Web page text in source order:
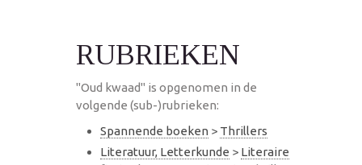
RUBRIEKEN
"Oud kwaad" is opgenomen in de
volgende (sub-)rubrieken:
Spannende boeken > Thrillers
Literatuur, Letterkunde > Literaire